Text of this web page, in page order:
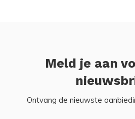
Meld je aan
Ontvang de nieuwste